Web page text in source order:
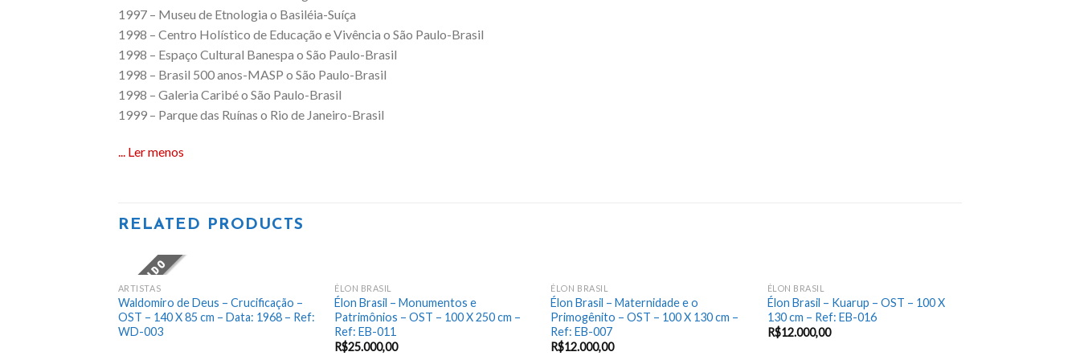
1997 – Museu de Etnologia o Basiléia-Suíça
1998 – Centro Holístico de Educação e Vivência o São Paulo-Brasil
1998 – Espaço Cultural Banespa o São Paulo-Brasil
1998 – Brasil 500 anos-MASP o São Paulo-Brasil
1998 – Galeria Caribé o São Paulo-Brasil
1999 – Parque das Ruínas o Rio de Janeiro-Brasil
... Ler menos
RELATED PRODUCTS
VENDIDO
Add
to
wishlist
ARTISTAS
Waldomiro de Deus – Crucificação –
OST – 140 X 85 cm – Data: 1968 – Ref:
WD-003
wishlist
ÉLON BRASIL
Élon Brasil – Monumentos e
Patrimônios – OST – 100 X 250 cm –
Ref: EB-011
R$25.000,00
wishlist
ÉLON BRASIL
Élon Brasil – Maternidade e o
Primogênito – OST – 100 X 130 cm –
Ref: EB-007
R$12.000,00
Add
to
ÉLON BRASIL
Élon Brasil – Kuarup – OST – 100 X
130 cm – Ref: EB-016
R$12.000,00